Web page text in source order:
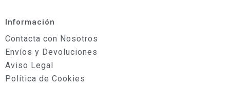
Información
Contacta con Nosotros
Envíos y Devoluciones
Aviso Legal
Política de Cookies